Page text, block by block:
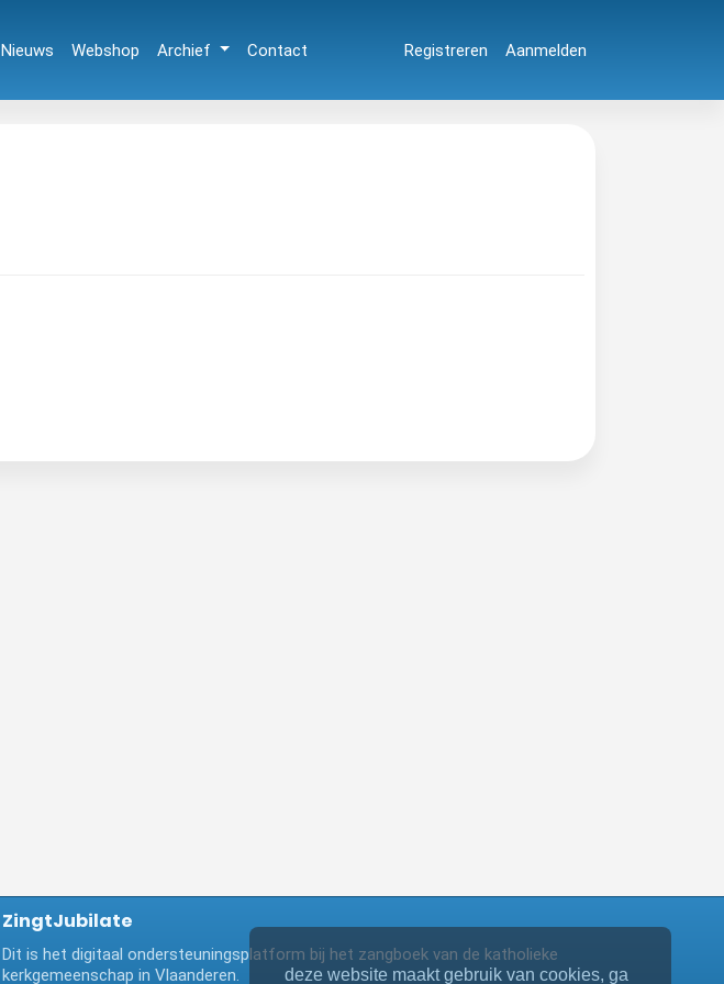
Nieuws Webshop Archief Contact Registreren Aanmelden
ZingtJubilate
Dit is het digitaal ondersteuningsplatform bij het zangboek van de katholieke
kerkgemeenschap in Vlaanderen.
deze website maakt gebruik van cookies, ga